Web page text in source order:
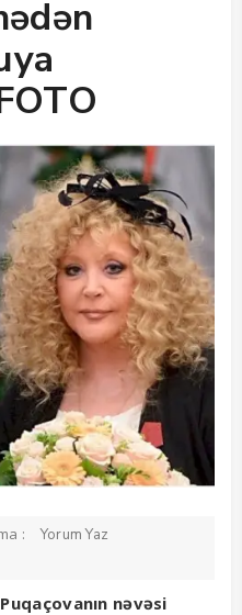
: Yorum Yaz
nəvəsi